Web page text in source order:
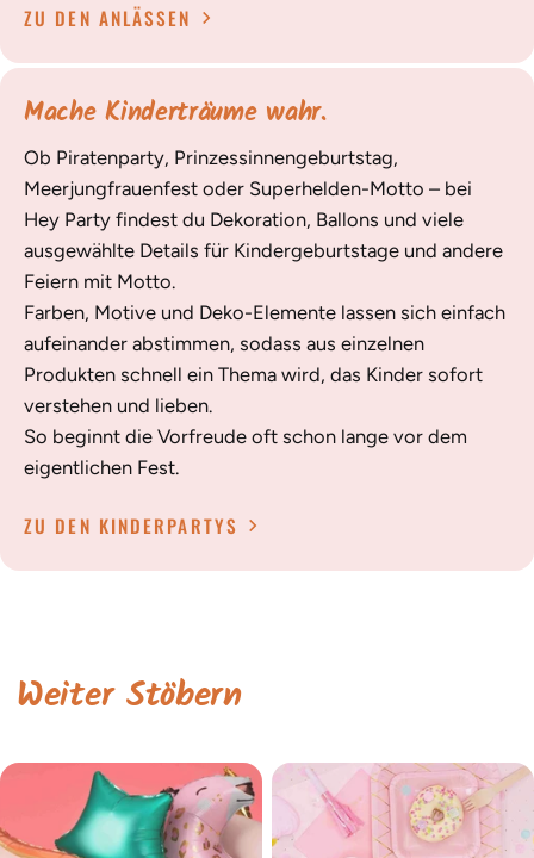
ZU DEN ANLÄSSEN
Mache Kinderträume wahr.
Ob Piratenparty, Prinzessinnengeburtstag,
Meerjungfrauenfest oder Superhelden-Motto – bei
Hey Party findest du Dekoration, Ballons und viele
ausgewählte Details für Kindergeburtstage und andere
Feiern mit Motto.
Farben, Motive und Deko-Elemente lassen sich einfach
aufeinander abstimmen, sodass aus einzelnen
Produkten schnell ein Thema wird, das Kinder sofort
verstehen und lieben.
So beginnt die Vorfreude oft schon lange vor dem
eigentlichen Fest.
ZU DEN KINDERPARTYS
Weiter Stöbern